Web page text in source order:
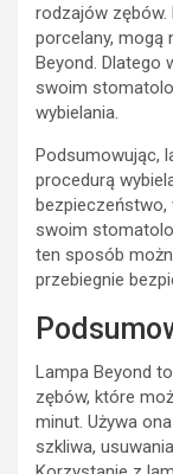
rodzajów zębów.
porcelany, mogą
Beyond. Dlatego
swoim
wybielania.
Podsumowując,
procedurą
bezpieczeństwo,
swoim
ten sposób
przebiegnie
Lampa Beyond
zębów, które
minut. Używa
szkliwa,